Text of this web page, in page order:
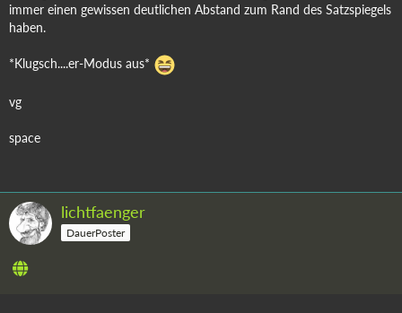
immer einen gewissen deutlichen Abstand zum Rand des Satzspiegels
haben.
*Klugsch....er-Modus aus*
vg
space
lichtfaenger
DauerPoster